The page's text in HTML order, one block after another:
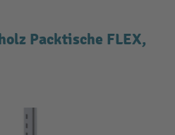
Packtische FLEX,